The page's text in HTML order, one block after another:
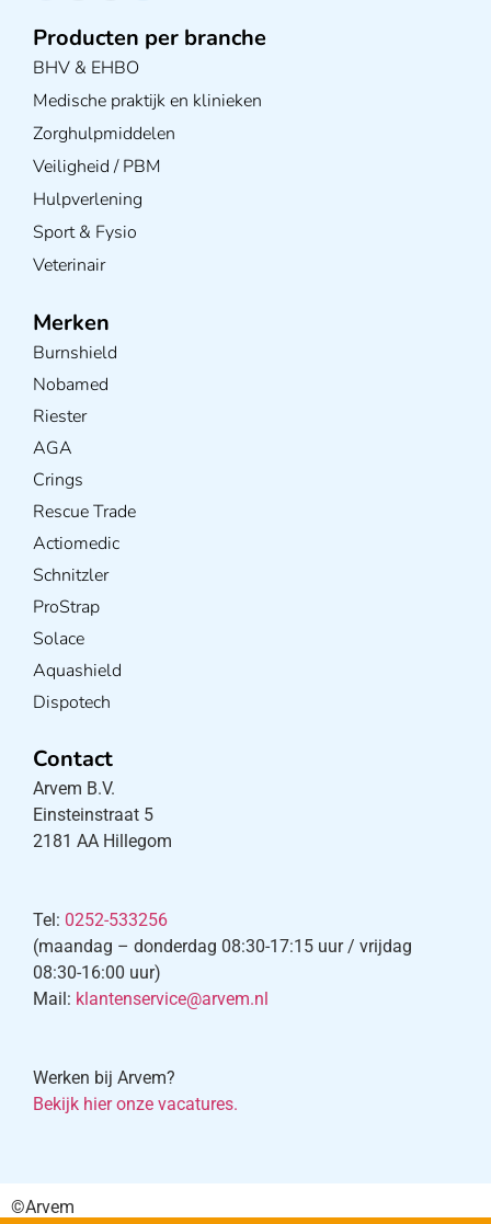
Producten per branche
BHV & EHBO
Medische praktijk en klinieken
Zorghulpmiddelen
Veiligheid / PBM
Hulpverlening
Sport & Fysio
Veterinair
Merken
Burnshield
Nobamed
Riester
AGA
Crings
Rescue Trade
Actiomedic
Schnitzler
ProStrap
Solace
Aquashield
Dispotech
Contact
Arvem B.V.
Einsteinstraat 5
2181 AA Hillegom
Tel: 0252-533256
(maandag – donderdag 08:30-17:15 uur / vrijdag
08:30-16:00 uur)
Mail: klantenservice@arvem.nl
Werken bij Arvem?
Bekijk hier onze vacatures.
©Arvem